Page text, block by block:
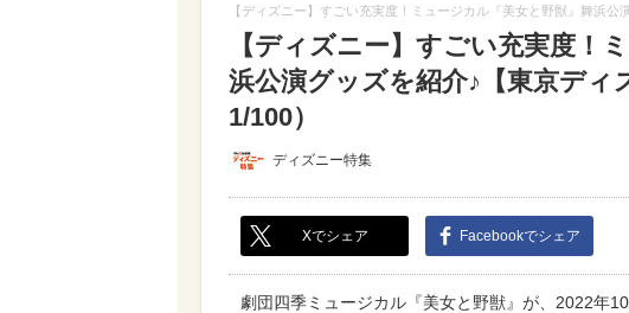
【ディズニー】すごい充実度！ミュージカル『美女と野獣』舞浜公
【ディズニー】すごい充実度！
浜公演グッズを紹介♪【東京ディ
1/100）
ディズニー特集
Xでシェア Facebookでシェア
劇団四季ミュージカル『美女と野獣』が、2022年